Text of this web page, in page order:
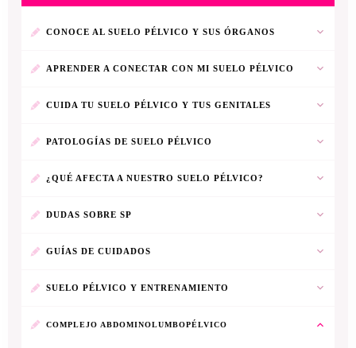
CONOCE AL SUELO PÉLVICO Y SUS ÓRGANOS
APRENDER A CONECTAR CON MI SUELO PÉLVICO
CUIDA TU SUELO PÉLVICO Y TUS GENITALES
PATOLOGÍAS DE SUELO PÉLVICO
¿QUÉ AFECTA A NUESTRO SUELO PÉLVICO?
DUDAS SOBRE SP
GUÍAS DE CUIDADOS
SUELO PÉLVICO Y ENTRENAMIENTO
COMPLEJO ABDOMINOLUMBOPÉLVICO